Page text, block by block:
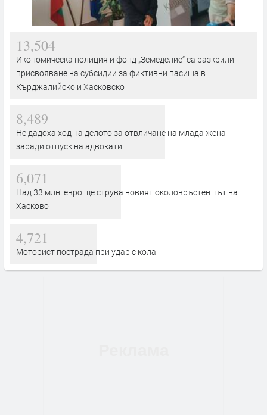
13,504
Икономическа полиция и фонд „Земеделие“ са разкрили
присвояване на субсидии за фиктивни пасища в
Кърджалийско и Хасковско
8,489
Не дадоха ход на делото за отвличане на млада жена
заради отпуск на адвокати
6,071
Над 33 млн. евро ще струва новият околовръстен път на
Хасково
4,721
Моторист пострада при удар с кола